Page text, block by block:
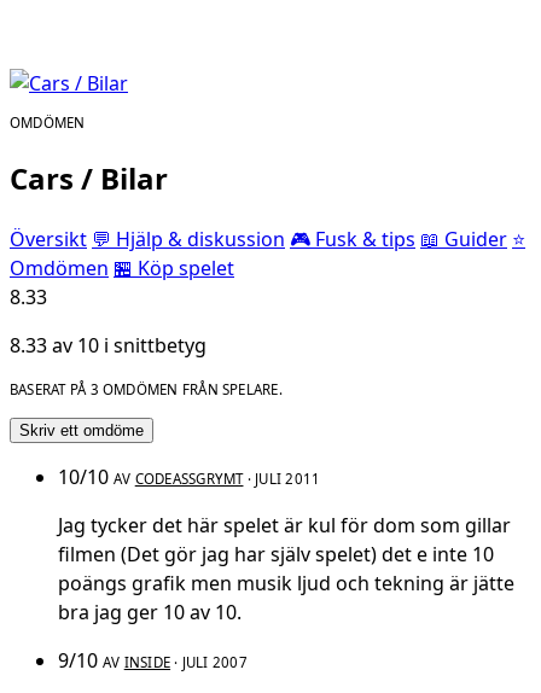
OMDÖMEN
Cars / Bilar
Översikt 💬 Hjälp & diskussion 🎮 Fusk & tips 📖 Guider ⭐
Omdömen 🏪 Köp spelet
8.33
8.33 av 10 i snittbetyg
BASERAT PÅ 3 OMDÖMEN FRÅN SPELARE.
Skriv ett omdöme
10/10 AV CODEASSGRYMT· JULI 2011
Jag tycker det här spelet är kul för dom som gillar
filmen (Det gör jag har själv spelet) det e inte 10
poängs grafik men musik ljud och tekning är jätte
bra jag ger 10 av 10.
9/10 AV INSIDE · JULI 2007